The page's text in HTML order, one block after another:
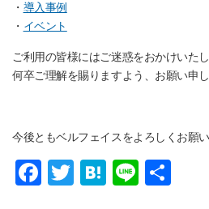
・ 導入事例
・ イベント
ご利用の皆様にはご迷惑をおかけいたし
何卒ご理解を賜りますよう、お願い申し
今後ともベルフェイスをよろしくお願い
F
T
H
Li